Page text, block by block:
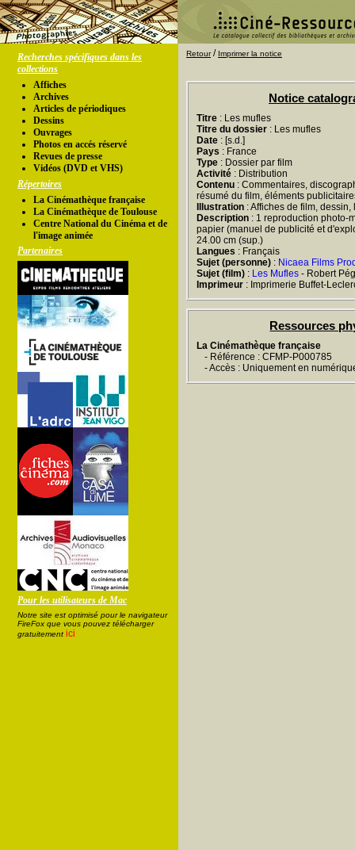
Recherches spécifiques dans les
collections
Affiches
Archives
Articles de périodiques
Dessins
Ouvrages
Photos en accés réservé
Revues de presse
Vidéos (DVD et VHS)
Répertoires
La Cinémathèque française
La Cinémathèque de Toulouse
Centre National du Cinéma et de
l'image animée
Partenaires
Pour les utilisateurs de Mac
Notre site est optimisé pour le navigateur
FireFox que vous pouvez télécharger
gratuitement ici
Retour/ Imprimer la notice
Notice
Titre : Les mufles
Titre du dossier : Les mufles
Date : [s.d.]
Pays : France
Type : Dossier par film
Activité : Distribution
Contenu : Commentaires,
résumé du film, éléments
Illustration : Affiches de film,
Description : 1 reproduction photo-
papier (manuel de publicité et
24.00 cm (sup.)
Langues : Français
Sujet (personne) : Nicaea Films
Sujet (film) : Les Mufles - Robert
Imprimeur : Imprimerie Buffet-
Ressources
La Cinémathèque française
- Référence : CFMP-P000785
- Accès : Uniquement en